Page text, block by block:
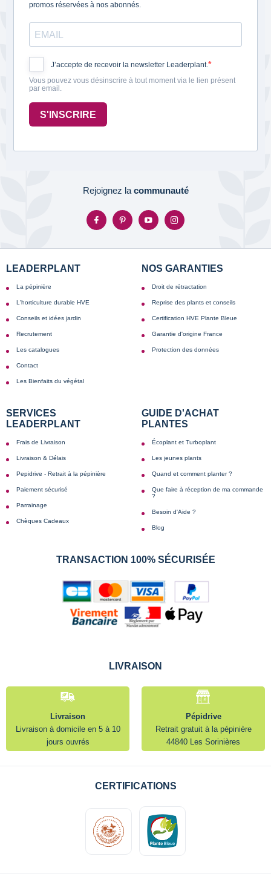
promos réservées à nos abonnés.
J’accepte de recevoir la newsletter Leaderplant.
Vous pouvez vous désinscrire à tout moment via le lien présent
par email.
S'INSCRIRE
Rejoignez la communauté
LEADERPLANT
La pépinière
L'horticulture durable HVE
Conseils et idées jardin
Recrutement
Les catalogues
Contact
Les Bienfaits du végétal
NOS GARANTIES
Droit de rétractation
Reprise des plants et conseils
Certification HVE Plante Bleue
Garantie d'origine France
Protection des données
SERVICES
LEADERPLANT
Frais de Livraison
Livraison & Délais
Pepidrive - Retrait à la pépinière
Paiement sécurisé
Parrainage
Chèques Cadeaux
GUIDE D'ACHAT
PLANTES
Écoplant et Turboplant
Les jeunes plants
Quand et comment planter ?
Que faire à réception de ma commande
?
Besoin d'Aide ?
Blog
TRANSACTION 100% SÉCURISÉE
LIVRAISON
Livraison
Livraison à domicile en 5 à 10
jours ouvrés
Pépidrive
Retrait gratuit à la pépinière
44840 Les Sorinières
CERTIFICATIONS